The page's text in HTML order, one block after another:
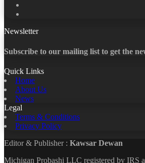
Newsletter
Subscribe to our mailing list to get the
Quick Links
Home
About Us
News
Legal
Terms & Conditions
Privacy Policy
Editor & Publisher : Kawsar Dewan
Michigan Probashi LLC registered by IRS